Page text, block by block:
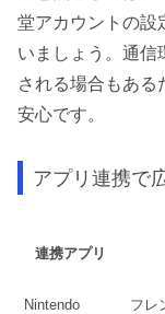
堂アカウントの設
いましょう。通信
される場合もある
安心です。
アプリ連携で
連携アプリ
Nintendo
フレ